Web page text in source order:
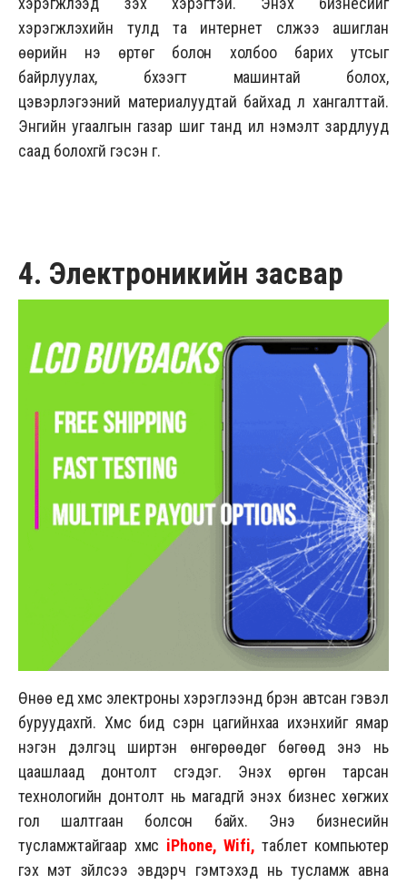
хэрэгжүүлэхийн тулд та интернет сүлжээ ашиглан
өөрийн үнэ өртөг болон холбоо барих утсыг
байрлуулах, бүхээгт машинтай болох,
цэвэрлэгээний материалуудтай байхад л хангалттай.
Энгийн угаалгын газар шиг танд илүү нэмэлт зардлууд
саад болохгүй гэсэн үг.
4. Электроникийн засвар
Өнөө үед хүмүүс электроны хэрэглээнд бүрэн автсан гэвэл
буруудахгүй. Хүмүүс бид сэрүүн цагийнхаа ихэнхийг ямар
нэгэн дэлгэц ширтэн өнгөрөөдөг бөгөөд энэ нь
цаашлаад донтолт үүсгэдэг. Энэхүү өргөн тарсан
технологийн донтолт нь магадгүй энэхүү бизнес хөгжих
гол шалтгаан болсон байх. Энэ бизнесийн
тусламжтайгаар хүмүүс iPhone, Wifi,таблет компьютер
гэх мэт зүйлсээ эвдэрч гэмтэхэд нь тусламж авна